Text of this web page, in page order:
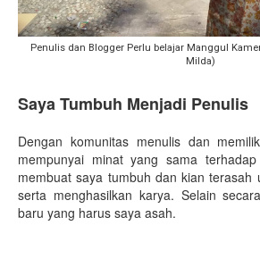
Penulis dan Blogger Perlu belajar Manggul
Milda)
Saya Tumbuh Menjadi Penulis
Dengan komunitas menulis dan
mempunyai minat yang sama
membuat saya tumbuh dan kian terasah
serta menghasilkan karya. Selain
baru yang harus saya asah.